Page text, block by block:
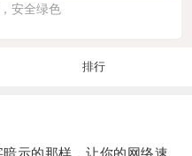
安全绿色
排行